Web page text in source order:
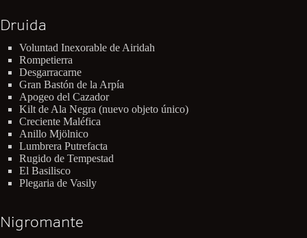
Druida
Voluntad Inexorable de Airidah
Rompetierra
Desgarracarne
Gran Bastón de la Arpía
Apogeo del Cazador
Kilt de Ala Negra (nuevo objeto único)
Creciente Maléfica
Anillo Mjölnico
Lumbrera Putrefacta
Rugido de Tempestad
El Basilisco
Plegaria de Vasily
Nigromante